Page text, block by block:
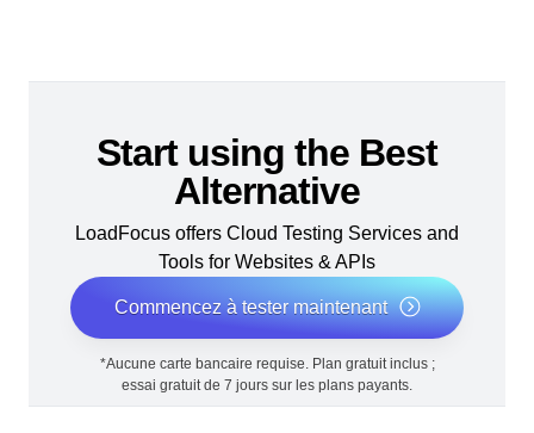
Start using the Best
Alternative
LoadFocus offers Cloud Testing Services and
Tools for Websites & APIs
Commencez à tester maintenant
*Aucune carte bancaire requise. Plan gratuit inclus ;
essai gratuit de 7 jours sur les plans payants.